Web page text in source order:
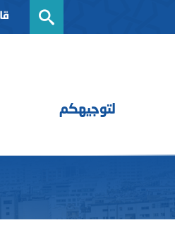
لتوجيهكم